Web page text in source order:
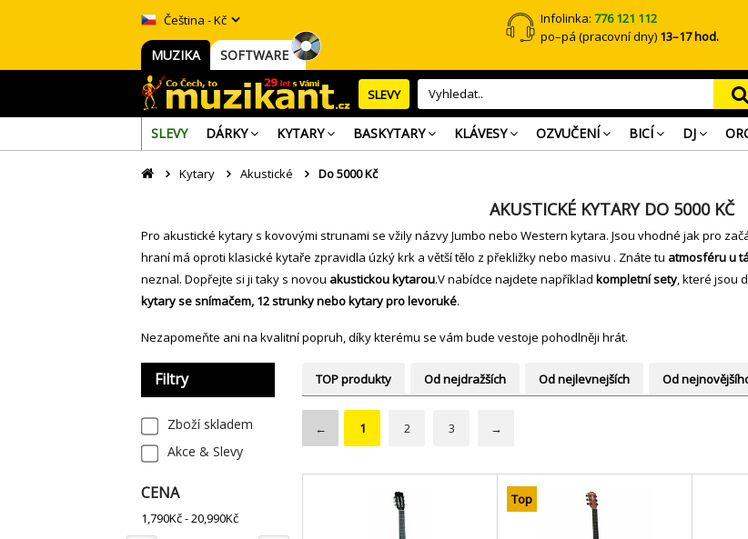
Infolinka:776 121 112
po–pá (pracovní dny) 13–17 hod.
Čeština - Kč
MUZIKA SOFTWARE
SLEVY
SLEVY DÁRKY KYTARY BASKYTARY KLÁVESY OZVUČENÍ BICÍ DJ
Kytary Akustické Do 5000 Kč
AKUSTICKÉ KYTARY DO 5000 KČ
Pro akustické kytary s kovovými strunami se vžily názvy Jumbo nebo Western kytara. Jsou vhodné jak pro
hraní má oproti klasické kytaře zpravidla úzký krk a větší tělo z překližky nebo masivu . Znáte tu atmosféru u
neznal. Dopřejte si ji taky s novou akustickou kytarou.V nabídce najdete například kompletní sety, které jsou
kytary se snímačem, 12 strunky nebo kytary pro levoruké.
Nezapomeňte ani na kvalitnípopruh, díky kterému se vám bude vestoje pohodlněji hrát.
Filtry
Zboží skladem
Akce & Slevy
CENA
1,790Kč -20,990Kč
TOP produkty Od nejdražších Od nejlevnejších Od
← 1 2 3 →
Top